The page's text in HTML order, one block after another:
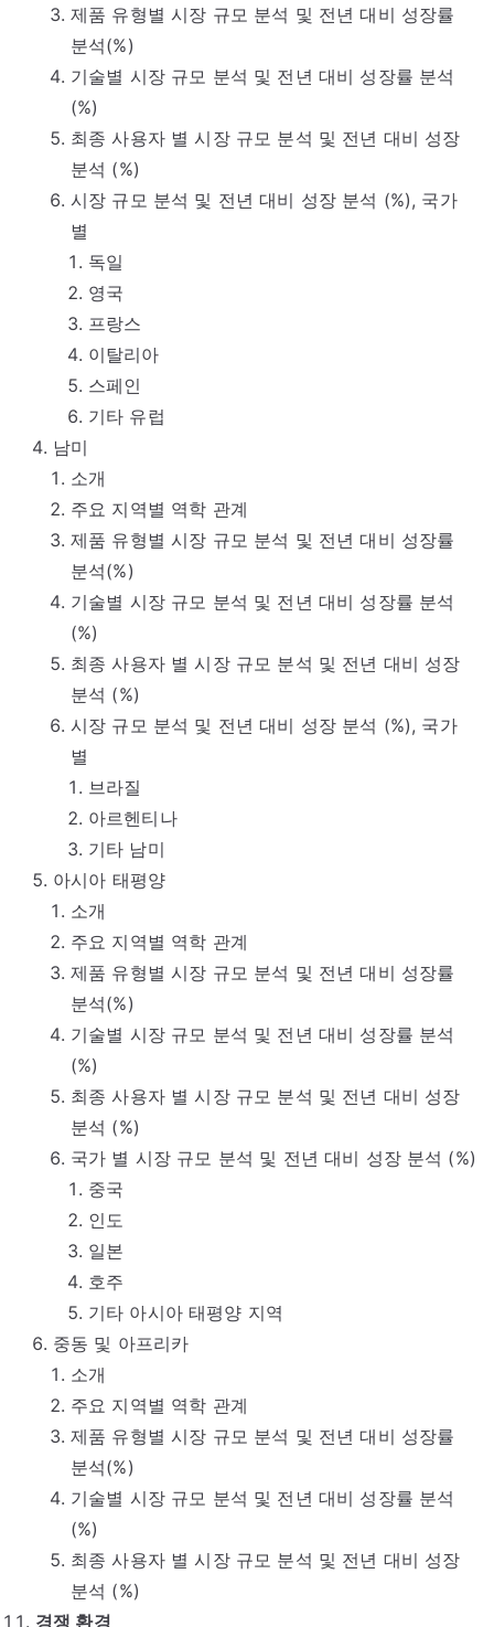
제품 유형별 시장 규모 분석 및 전년 대비 성장률
분석(%)
기술별 시장 규모 분석 및 전년 대비 성장률 분석
(%)
최종 사용자 별 시장 규모 분석 및 전년 대비 성장
분석 (%)
시장 규모 분석 및 전년 대비 성장 분석 (%), 국가
별
독일
영국
프랑스
이탈리아
스페인
기타 유럽
남미
소개
주요 지역별 역학 관계
제품 유형별 시장 규모 분석 및 전년 대비 성장률
분석(%)
기술별 시장 규모 분석 및 전년 대비 성장률 분석
(%)
최종 사용자 별 시장 규모 분석 및 전년 대비 성장
분석 (%)
시장 규모 분석 및 전년 대비 성장 분석 (%), 국가
별
브라질
아르헨티나
기타 남미
아시아 태평양
소개
주요 지역별 역학 관계
제품 유형별 시장 규모 분석 및 전년 대비 성장률
분석(%)
기술별 시장 규모 분석 및 전년 대비 성장률 분석
(%)
최종 사용자 별 시장 규모 분석 및 전년 대비 성장
분석 (%)
국가 별 시장 규모 분석 및 전년 대비 성장 분석 (%)
중국
인도
일본
호주
기타 아시아 태평양 지역
중동 및 아프리카
소개
주요 지역별 역학 관계
제품 유형별 시장 규모 분석 및 전년 대비 성장률
분석(%)
기술별 시장 규모 분석 및 전년 대비 성장률 분석
(%)
최종 사용자 별 시장 규모 분석 및 전년 대비 성장
분석 (%)
경쟁 환경